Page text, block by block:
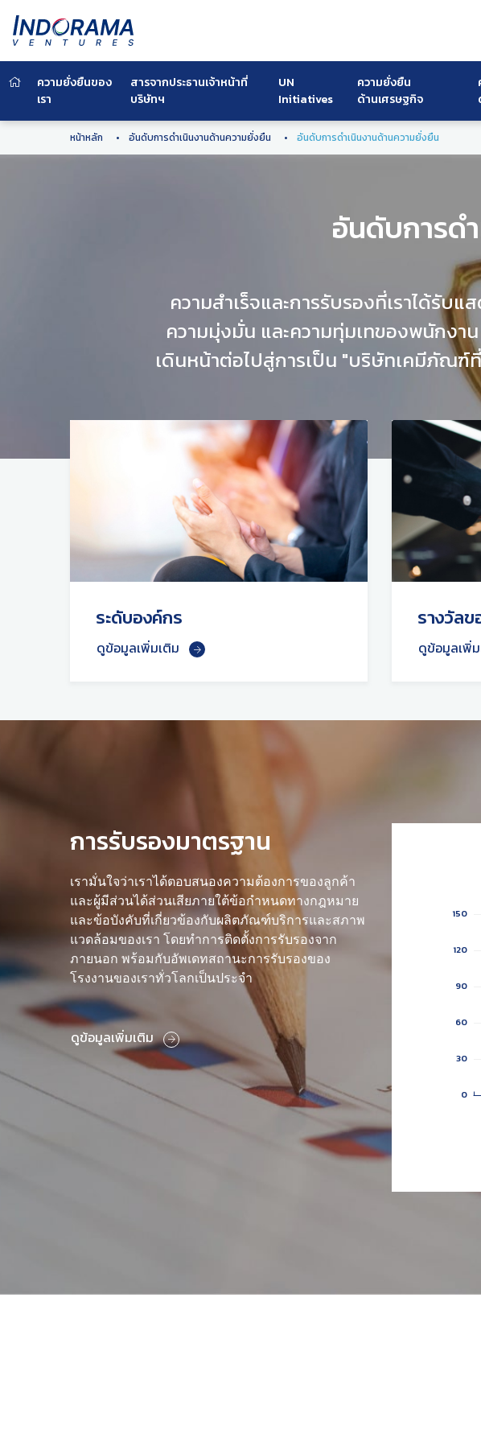
ความยั่งยืนของ
เรา
สารจากประธานเจ้าหน้าที่
บริษัทฯ
UN
Initiatives
ความยั่งยืน
ด้านเศรษฐกิจ
หน้าหลัก อันดับการดำเนินงานด้านความยั่งยืน อันดับการดำเนินงานด้านความยั่งยืน
อันดับการด
ความสำเร็จและการรับรองที่เราได้รับ
ความมุ่งมั่น และความทุ่มเทของพนักงาน
เดินหน้าต่อไปสู่การเป็น "บริษัทเคมีภัณ
ระดับองค์กร
ดูข้อมูลเพิ่มเติม
รางวัล
ดูข้อมูลเพิ่
การรับรองมาตรฐาน
เรามั่นใจว่าเราได้ตอบสนองความต้องการของลูกค้า
และผู้มีส่วนได้ส่วนเสียภายใต้ข้อกำหนดทางกฎหมาย
และข้อบังคับที่เกี่ยวข้องกับผลิตภัณฑ์บริการและสภาพ
แวดล้อมของเรา โดยทำการติดตั้งการรับรองจาก
ภายนอก พร้อมกับอัพเดทสถานะการรับรองของ
โรงงานของเราทั่วโลกเป็นประจำ
ดูข้อมูลเพิ่มเติม